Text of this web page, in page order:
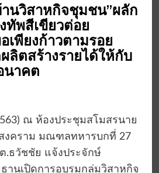
นวิสาหกิจชุมชน”ผลัก
ทัพสีเขียวต่อย
เพียงก้าวตามรอย
ลิตสร้างรายได้ให้กับ
นาคต
ณ ห้องประชุมสโมสรนาย
งคราม มณฑลทหารบกที่ 27
.ธวัชชัย แจ้งประจักษ์
านเปิดการอบรมกลุ่มวิสาหกิจ